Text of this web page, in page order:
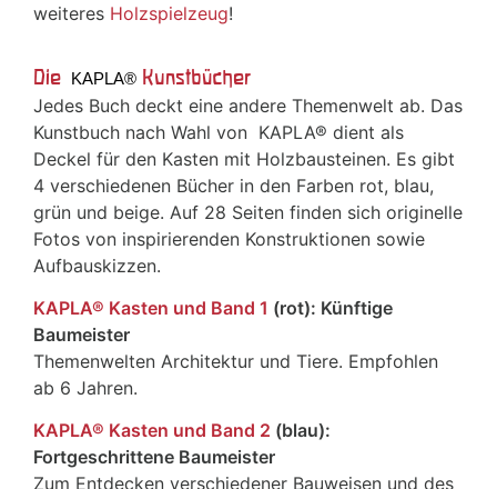
weiteres Holzspielzeug!
Die KAPLA® Kunstbücher
Jedes Buch deckt eine andere Themenwelt ab. Das
Kunstbuch nach Wahl von KAPLA® dient als
Deckel für den Kasten mit Holzbausteinen. Es gibt
4 verschiedenen Bücher in den Farben rot, blau,
grün und beige. Auf 28 Seiten finden sich originelle
Fotos von inspirierenden Konstruktionen sowie
Aufbauskizzen.
KAPLA® Kasten und Band 1 (rot): Künftige
Baumeister
Themenwelten Architektur und Tiere. Empfohlen
ab 6 Jahren.
KAPLA® Kasten und Band 2 (blau):
Fortgeschrittene Baumeister
Zum Entdecken verschiedener Bauweisen und des